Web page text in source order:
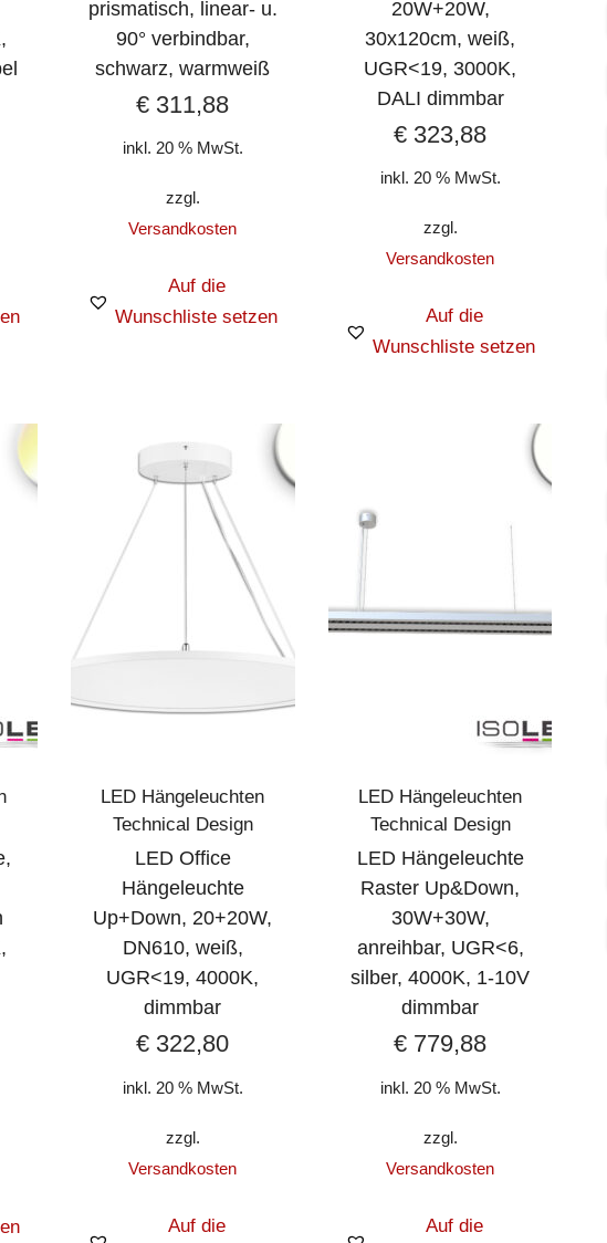
prismatisch, linear- u.
90° verbindbar,
schwarz, warmweiß
€ 311,88
inkl. 20 % MwSt.
zzgl.
Versandkosten
Auf die
Wunschliste setzen
20W+20W,
30x120cm, weiß,
UGR<19, 3000K,
DALI dimmbar
€ 323,88
inkl. 20 % MwSt.
zzgl.
Versandkosten
Auf die
Wunschliste setzen
LED Hängeleuchten
Technical Design
LED Office
Hängeleuchte
Up+Down, 20+20W,
DN610, weiß,
UGR<19, 4000K,
dimmbar
€ 322,80
inkl. 20 % MwSt.
zzgl.
Versandkosten
Auf die
LED Hängeleuchten
Technical Design
LED Hängeleuchte
Raster Up&Down,
30W+30W,
anreihbar, UGR<6,
silber, 4000K, 1-10V
dimmbar
€ 779,88
inkl. 20 % MwSt.
zzgl.
Versandkosten
Auf die